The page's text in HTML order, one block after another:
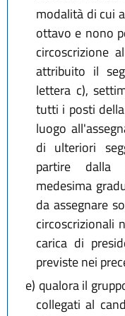
modalità di cui
ottavo e nono
circoscrizione
attribuito il
lettera c),
tutti i posti
luogo
di ulteriori
partire dalla
medesima
da assegnare
circoscrizionali
carica di
previste nei
e) qualora il
collegati al